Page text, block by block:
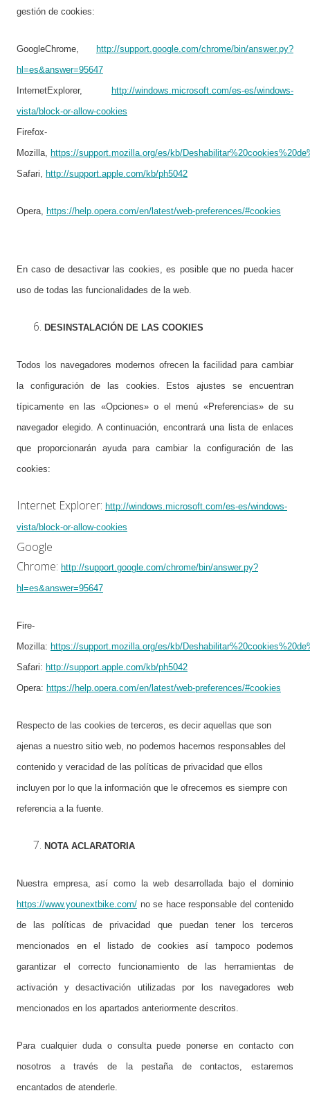
gestión de cookies:
GoogleChrome,
http://support.google.com/chrome/bin/answer.py?
hl=es&answer=95647
InternetExplorer,
http://windows.microsoft.com/es-es/windows-
vista/block-or-allow-cookies
Firefox-
Mozilla, https://support.mozilla.org/es/kb/
Safari, http://support.apple.com/kb/ph5042
Opera, https://help.opera.com/en/latest/web-preferences/#cookies
En caso de desactivar las cookies, es posible que no pueda hacer
uso de todas las funcionalidades de la web.
DESINSTALACIÓN DE LAS COOKIES
Todos los navegadores modernos ofrecen la facilidad para cambiar
la configuración de las cookies. Estos ajustes se encuentran
típicamente en las «Opciones» o el menú «Preferencias» de su
navegador elegido. A continuación, encontrará una lista de enlaces
que proporcionarán ayuda para cambiar la configuración de las
cookies:
Internet Explorer: http://windows.microsoft.com/es-es/windows-
vista/block-or-allow-cookies
Google
Chrome: http://support.google.com/chrome/bin/answer.py?
hl=es&answer=95647
Fire-
Mozilla: https://support.mozilla.org/es/kb/
Safari: http://support.apple.com/kb/ph5042
Opera: https://help.opera.com/en/latest/web-preferences/#cookies
Respecto de las cookies de terceros, es decir aquellas que son
ajenas a nuestro sitio web, no podemos hacernos responsables del
contenido y veracidad de las políticas de privacidad que ellos
incluyen por lo que la información que le ofrecemos es siempre con
referencia a la fuente.
NOTA ACLARATORIA
Nuestra empresa, así como la web desarrollada bajo el dominio
https://www.younextbike.com/ no se hace responsable del contenido
de las políticas de privacidad que puedan tener los terceros
mencionados en el listado de cookies así tampoco podemos
garantizar el correcto funcionamiento de las herramientas de
activación y desactivación utilizadas por los navegadores web
mencionados en los apartados anteriormente descritos.
Para cualquier duda o consulta puede ponerse en contacto con
nosotros a través de la pestaña de contactos, estaremos
encantados de atenderle.